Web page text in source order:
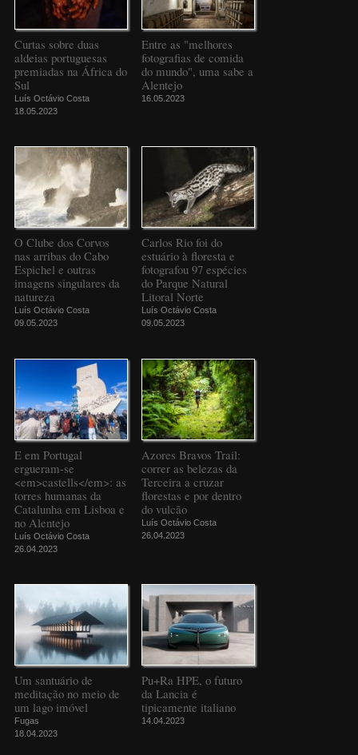
Curtas sobre duas
aldeias portuguesas
premiadas na África do
Sul
Luís Octávio Costa
18.05.2023
Entre as "melhores
fotografias de comida
do mundo", uma sabe a
Alentejo
16.05.2023
O Clube dos Corvos
nas arribas do Cabo
Espichel e outras
imagens singulares da
natureza
Luís Octávio Costa
09.05.2023
Carlos Rio foi do
estuário à floresta e
fotografou 97 espécies
do Parque Natural
Litoral Norte
Luís Octávio Costa
09.05.2023
E em Portugal
ergueram-se
<em>castells</em>: as
torres humanas da
Catalunha em Lisboa e
no Alentejo
Luís Octávio Costa
26.04.2023
Azores Bravos Trail:
correr as belezas da
Terceira a cruzar
florestas e por dentro
do vulcão
Luís Octávio Costa
26.04.2023
Um santuário de
meditação no meio de
um lago imóvel
Fugas
18.04.2023
Pu+Ra HPE, o futuro
da Lancia é
tipicamente italiano
14.04.2023